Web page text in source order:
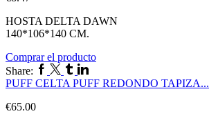
HOSTA DELTA DAWN
140*106*140 CM.
Comprar el producto
Share:
PUFF CELTA PUFF REDONDO TAPIZA...
€65.00